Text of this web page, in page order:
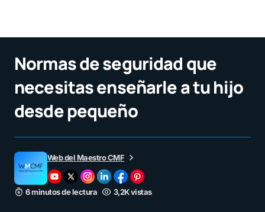
Normas de seguridad que
necesitas enseñarle a tu hijo
desde pequeño
Web del Maestro CMF
6 minutos de lectura 3,2K vistas